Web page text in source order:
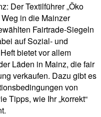
Der Textilführer „Öko
in die Mainzer
Fairtrade-Siegeln
auf Sozial- und
bietet vor allem
Läden in Mainz, die fair
verkaufen. Dazu gibt es
von
Tipps, wie Ihr „korrekt“